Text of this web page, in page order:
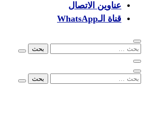
عناوين الاتصال
قناة الـWhatsApp
البحث
عن:
البحث